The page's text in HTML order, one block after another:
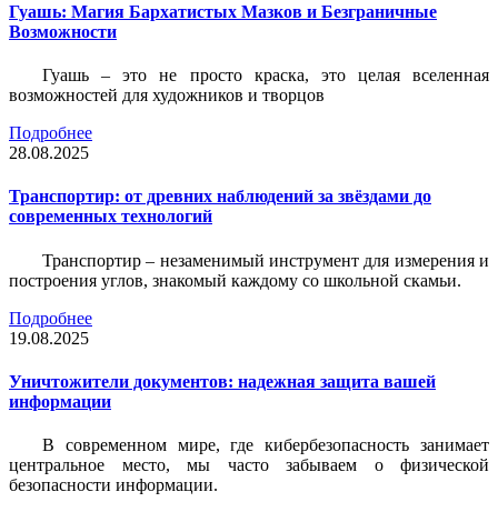
Гуашь: Магия Бархатистых Мазков и Безграничные
Возможности
Гуашь – это не просто краска, это целая вселенная
возможностей для художников и творцов
Подробнее
28.08.2025
Транспортир: от древних наблюдений за звёздами до
современных технологий
Транспортир – незаменимый инструмент для измерения и
построения углов, знакомый каждому со школьной скамьи.
Подробнее
19.08.2025
Уничтожители документов: надежная защита вашей
информации
В современном мире, где кибербезопасность занимает
центральное место, мы часто забываем о физической
безопасности информации.